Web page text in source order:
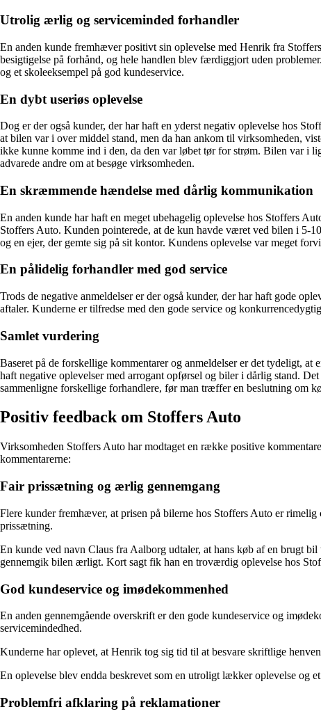
Utrolig ærlig og serviceminded forhandler
En anden kunde fremhæver positivt sin oplevelse med Henrik fra
besigtigelse på forhånd, og hele handlen blev færdiggjort uden
og et skoleeksempel på god kundeservice.
En dybt useriøs oplevelse
Dog er der også kunder, der har haft en yderst negativ oplevelse hos
at bilen var i over middel stand, men da han ankom til virksomheden,
ikke kunne komme ind i den, da den var løbet tør for strøm. Bilen var i
advarede andre om at besøge virksomheden.
En skræmmende hændelse med dårlig kommunikation
En anden kunde har haft en meget ubehagelig oplevelse hos Stoffers
Stoffers Auto. Kunden pointerede, at de kun havde været ved bilen i 5-
og en ejer, der gemte sig på sit kontor. Kundens oplevelse var meget
En pålidelig forhandler med god service
Trods de negative anmeldelser er der også kunder, der har haft gode
aftaler. Kunderne er tilfredse med den gode service og
Samlet vurdering
Baseret på de forskellige kommentarer og anmeldelser er det tydeligt,
haft negative oplevelser med arrogant opførsel og biler i dårlig stand.
sammenligne forskellige forhandlere, før man træffer en beslutning om
Positiv feedback om Stoffers Auto
Virksomheden Stoffers Auto har modtaget en række positive
kommentarerne:
Fair prissætning og ærlig gennemgang
Flere kunder fremhæver, at prisen på bilerne hos Stoffers Auto er
prissætning.
En kunde ved navn Claus fra Aalborg udtaler, at hans køb af en brugt
gennemgik bilen ærligt. Kort sagt fik han en troværdig oplevelse hos
God kundeservice og imødekommenhed
En anden gennemgående overskrift er den gode kundeservice og
servicemindedhed.
Kunderne har oplevet, at Henrik tog sig tid til at besvare skriftlige
En oplevelse blev endda beskrevet som en utroligt lækker oplevelse og
Problemfri afklaring på reklamationer